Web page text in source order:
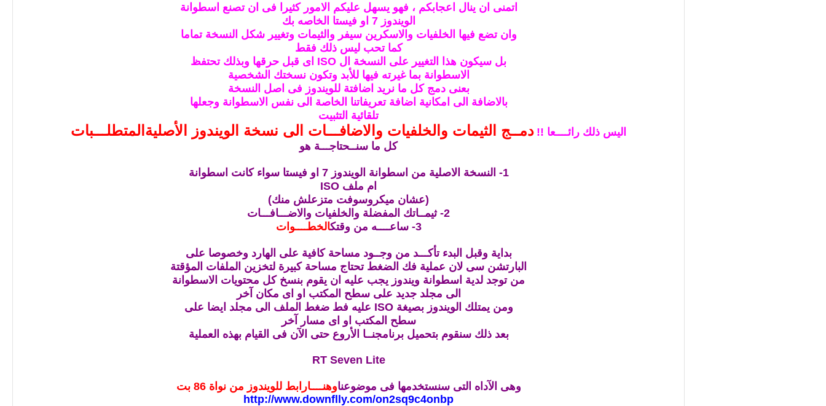
اتمنى ان ينال اعجابكم ، فهو يسهل عليكم الامور كثيرا فى ان تصنع اسطوانة
الويندوز 7 او فيستا الخاصه بك
وان تضع فيها الخلفيات والاسكرين سيفر والثيمات وتغيير شكل النسخة تماما
كما تحبليس ذلك فقط
بل سيكون هذا التغيير على النسخة ال ISO اى قبل حرقها وبذلك تحتفظ
الاسطوانة بما غيرته فيها للأبد وتكون نسختك الشخصية
بعنى دمج كل ما نريد اضافتة للويندوز فى اصل النسخة
بالاضافة الى امكانية اضافة تعريفاتنا الخاصة الى نفس الاسطوانة وجعلها
تلقائية التثبيت
اليس ذلك رائــــعا !! دمــج الثيمات والخلفيات والاضافـــات الى نسخة الويندوز الأصلية المتطلـــبات
كل ما سنــحتاجـــة هو
1- النسخة الاصلية من اسطوانة الويندوز 7 او فيستا سواء كانت اسطوانة
ام ملف ISO
(عشان ميكروسوفت متزعلش منك)
2- ثيمــاتك المفضلة والخلفيات والاضـــافـــات
3- ساعــــه من وقتك
الخطــــوات
بداية وقبل البدء تأكـــد من وجــود مساحة كافية على الهارد وخصوصا على
البارتشن سى لان عملية فك الضغط تحتاج مساحة كبيرة لتخزين الملفات المؤقتة
من توجد لدية اسطوانة ويندوز يجب عليه ان يقوم بنسخ كل محتويات الاسطوانة
الى مجلد جديد على سطح المكتب او اى مكان آخر
ومن يمتلك الويندوز بصيغة ISO عليه فط ضغط الملف الى مجلد ايضا على
سطح المكتب او اى مسار آخر
بعد ذلك سنقوم بتحميل برنامجنــا الأروع حتى الآن فى القيام بهذه العملية
RT Seven Lite
وهى الآداه التى سنستخدمها فى موضوعناوهنــــارابط للويندوز من نواة 86 بت
http://www.downflly.com/on2sq9c4onbp